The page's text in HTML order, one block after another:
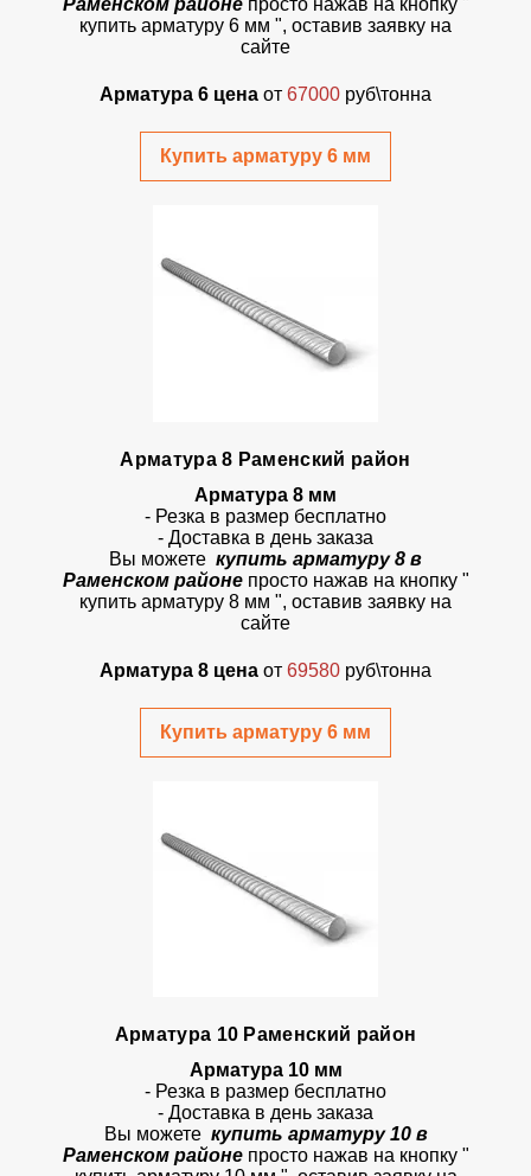
Раменском районе просто нажав на кнопку"
купить арматуру 6 мм ", оставив заявку на
сайте
Арматура 6 цена от 67000 руб\тонна
Купить арматуру 6 мм
Арматура 8 Раменский район
Арматура 8 мм
- Резка в размер бесплатно
- Доставка в день заказа
Вы можете купить арматуру 8 в
Раменском районе просто нажав на кнопку"
купить арматуру 8 мм ", оставив заявку на
сайте
Арматура 8 цена от 69580 руб\тонна
Купить арматуру 6 мм
Арматура 10 Раменский район
Арматура 10 мм
- Резка в размер бесплатно
- Доставка в день заказа
Вы можете купить арматуру 10 в
Раменском районе просто нажав на кнопку"